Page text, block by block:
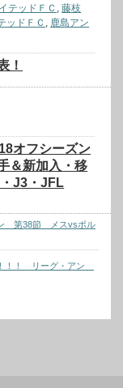
テッドＦＣ ,藤枝
ッドＦＣ
鹿島アン
！
オフシーズン
＆新加入・移
J3・JFL
第38節 メスvsボル
！！ リーグ・アン